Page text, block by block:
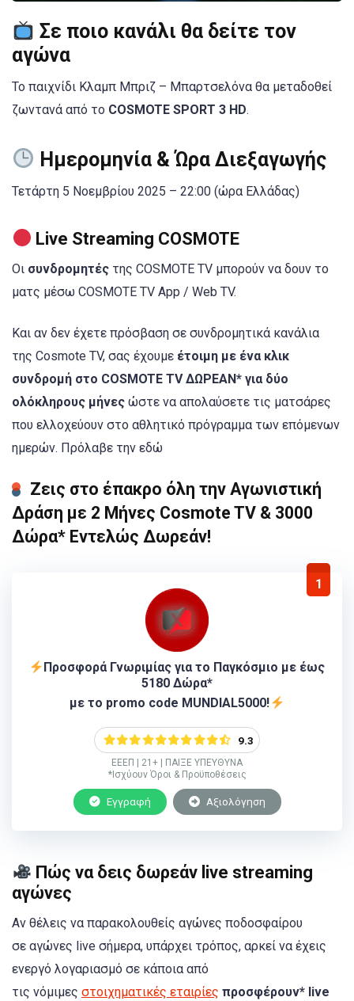
Σε ποιο κανάλι θα δείτε τον
αγώνα
Το παιχνίδι Κλαμπ Μπριζ – Μπαρτσελόνα θα μεταδοθεί
ζωντανά από το COSMOTE SPORT 3 HD.
Ημερομηνία & Ώρα Διεξαγωγής
Τετάρτη 5 Νοεμβρίου 2025 – 22:00 (ώρα Ελλάδας)
Live Streaming COSMOTE
Οι συνδρομητές της COSMOTE TV μπορούν να δουν το
ματς μέσω COSMOTE TV App / Web TV.
Και αν δεν έχετε πρόσβαση σε συνδρομητικά κανάλια
της Cosmote TV, σας έχουμε έτοιμη με ένα κλικ
συνδρομή στο COSMOTE TV ΔΩΡΕΑΝ* για δύο
ολόκληρους μήνες ώστε να απολαύσετε τις ματσάρες
που ελλοχεύουν στο αθλητικό πρόγραμμα των επόμενων
ημερών. Πρόλαβε την εδώ
Ζεις στο έπακρο όλη την Αγωνιστική
Δράση με 2 Μήνες Cosmote TV & 3000
Δώρα* Εντελώς Δωρεάν!
1
Προσφορά Γνωριμίας για το Παγκόσμιο με έως
5180 Δώρα*
με το promo code MUNDIAL5000!
9.3
ΕΕΕΠ | 21+ | ΠΑΙΞΕ ΥΠΕΥΘΥΝΑ
*Ισχύουν Όροι & Προϋποθέσεις
Εγγραφή Αξιολόγηση
Πώς να δεις δωρεάν live streaming
αγώνες
Αν θέλεις να παρακολουθείς αγώνες ποδοσφαίρου
σε αγώνες live σήμερα, υπάρχει τρόπος, αρκεί να έχεις
ενεργό λογαριασμό σε κάποια από
τις νόμιμες στοιχηματικές εταιρίες προσφέρουν* live